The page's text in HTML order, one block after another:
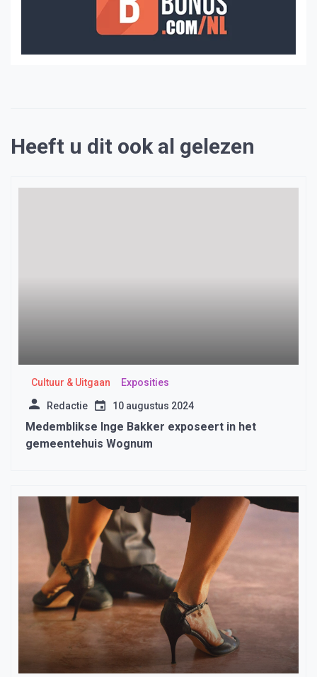
Heeft u dit ook al gelezen
Cultuur & Uitgaan Exposities
Redactie 10 augustus 2024
Medemblikse Inge Bakker exposeert in het
gemeentehuis Wognum